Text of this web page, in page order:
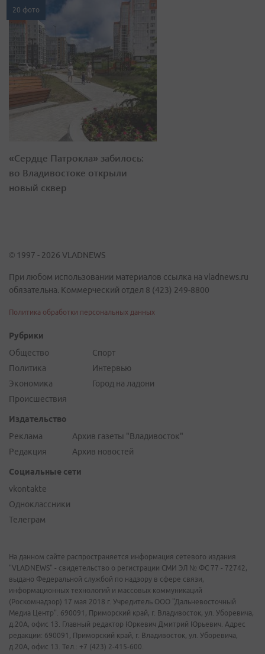
20 фото
«Сердце Патрокла» забилось:
во Владивостоке открыли
новый сквер
© 1997 - 2026 VLADNEWS
При любом использовании материалов ссылка на vladnews.ru
обязательна. Коммерческий отдел 8 (423) 249-8800
Политика обработки персональных данных
Рубрики
Общество
Политика
Экономика
Происшествия
Спорт
Интервью
Город на ладони
Издательство
Реклама
Редакция
Архив газеты "Владивосток"
Архив новостей
Социальные сети
vkontakte
Одноклассники
Телеграм
На данном сайте распространяется информация сетевого издания
"VLADNEWS" - свидетельство о регистрации СМИ ЭЛ № ФС 77 - 72742,
выдано Федеральной службой по надзору в сфере связи,
информационных технологий и массовых коммуникаций
(Роскомнадзор) 17 мая 2018 г. Учредитель ООО "Дальневосточный
Медиа Центр". 690091, Приморский край, г. Владивосток, ул. Уборевича,
д.20А, офис 13. Главный редактор Юркевич Дмитрий Юрьевич. Адрес
редакции: 690091, Приморский край, г. Владивосток, ул. Уборевича,
д.20А, офис 13. Тел.: +7 (423) 2-415-600.